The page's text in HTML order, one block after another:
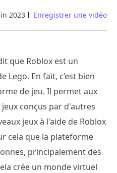
2023 Enregistrer une vidéo
que Roblox est un
Lego. En fait, c’est bien
de jeu. Il permet aux
conçus par d'autres
jeux à l'aide de Roblox
cela que la plateforme
principalement des
crée un monde virtuel